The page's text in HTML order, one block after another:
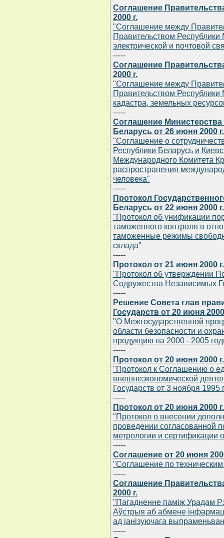
Соглашение
2000 г.
"Соглашение между
Правительством Республики
электрической и почтовой
-----
Соглашение
2000 г.
"Соглашение между
Правительством Республики
кадастра, земельных
-----
Соглашение
Беларусь от 26 июня 2000 г.
"Соглашение о
Республики Беларусь и
Международного Комитета
распространения
человека"
-----
Протокол
Беларусь от 22 июня 2000 г.
"Протокол об унификации
таможенного контроля в
таможенные режимы
склада"
-----
Протокол от 21 июня 2000 г.
"Протокол об утверждении
Содружества Независимых
-----
Решение Совета глав
Государств от 20 июня 2000
"О Межгосударственной
области безопасности и
продукцию на 2000 - 2005
-----
Протокол от 20 июня 2000 г.
"Протокол к Соглашению о
внешнеэкономической
Государств от 3 ноября 1995
-----
Протокол от 20 июня 2000 г.
"Протокол о внесении
проведении согласованной
метрологии и сертификации
-----
Соглашение от 20 июня
"Соглашение по
-----
Соглашение
2000 г.
"Пагадненне памiж Урадам
Аўстрыя аб абмене
ад iанiзуючага
-----